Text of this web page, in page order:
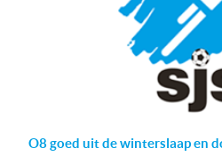
O8 goed uit de winterslaap en